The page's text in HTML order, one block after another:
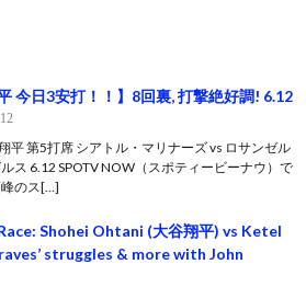
今日3安打！！】8回裏, 打撃絶好調! 6.12
平 第5打席 シアトル・マリナーズ vs ロサンゼル
ス 6.12 SPOTV NOW（スポティービーナウ）で
のス[…]
Shohei Ohtani (大谷翔平) vs Ketel
struggles & more with John